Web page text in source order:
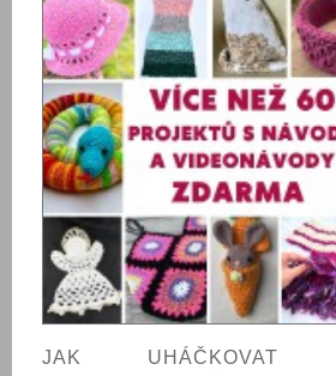
JAK UHÁČKOVAT